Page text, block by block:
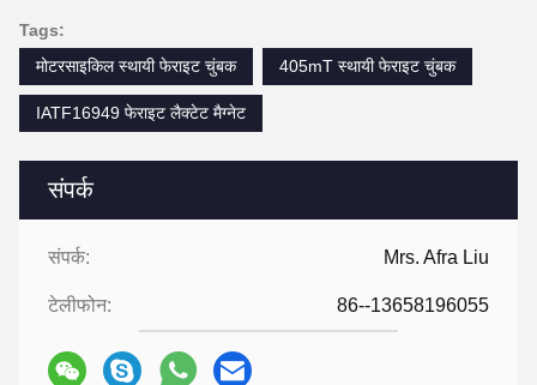
संपर्क
संपर्क: Mrs. Afra Liu
टेलीफोन: 86--13658196055
Tags:
मोटरसाइकिल स्थायी फेराइट चुंबक
405mT स्थायी फेराइट चुंबक
IATF16949 फेराइट लैक्टेट मैग्नेट